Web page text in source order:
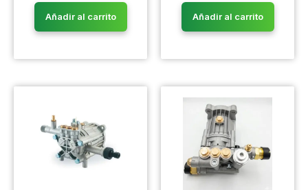
Añadir al carrito Añadir al carrito